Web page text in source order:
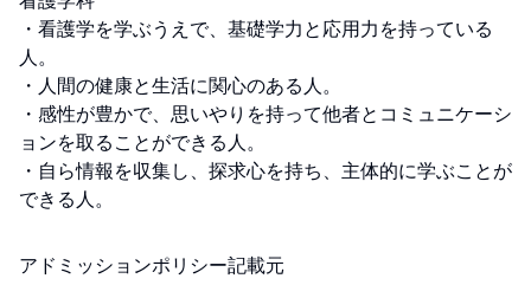
・看護学を学ぶうえで、基礎学力と応用力を持っている
人。
・人間の健康と生活に関心のある人。
・感性が豊かで、思いやりを持って他者とコミュニケーシ
ョンを取ることができる人。
・自ら情報を収集し、探求心を持ち、主体的に学ぶことが
できる人。
アドミッションポリシー記載元